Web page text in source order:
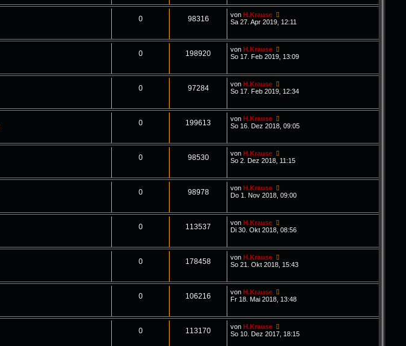
0 98316 vonH.Krause
Sa 27. Apr 2019, 12:11
0 198920 vonH.Krause
So 17. Feb 2019, 13:09
0 97284 vonH.Krause
So 17. Feb 2019, 12:34
0 199613 vonH.Krause
So 16. Dez 2018, 09:05
0 98530 vonH.Krause
So 2. Dez 2018, 11:15
0 98978 vonH.Krause
Do 1. Nov 2018, 09:00
0 113537 vonH.Krause
Di 30. Okt 2018, 08:56
0 178458 vonH.Krause
So 21. Okt 2018, 15:43
0 106216 vonH.Krause
Fr 18. Mai 2018, 13:48
0 113170 vonH.Krause
So 10. Dez 2017, 18:15